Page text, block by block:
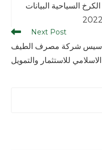
السياحية البيانات
Next Post
تأسيس شركة مصرف الطيف
الاسلامي للاستثمار والتمويل